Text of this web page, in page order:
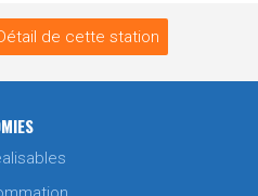
de cette station